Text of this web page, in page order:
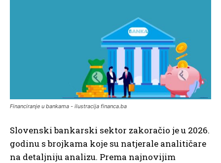
Financiranje u bankama - ilustracija financa.ba
Slovenski bankarski sektor zakoračio je u 2026.
godinu s brojkama koje su natjerale analitičare
na detaljniju analizu. Prema najnovijim